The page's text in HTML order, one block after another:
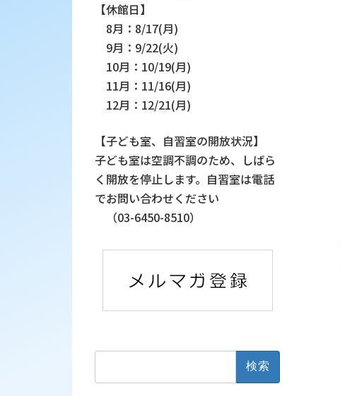
【休館日】
8月：8/17(月)
9月：9/22(火)
10月：10/19(月)
11月：11/16(月)
12月：12/21(月)
【子ども室、自習室の開放状況】
子ども室は空調不調のため、しばら
く開放を停止します。自習室は電話
でお問い合わせください
（03-6450-8510）